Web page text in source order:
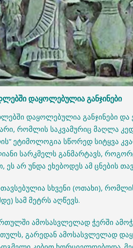
დაყოლებულია განჯინები
დაყოლებულია განჯინები
რომლის საკვამურიც მაღლა
ეტიმოლოგია სწორედ სიტყვა
სარკმელს განმარტავს,
ეს არ უნდა ეხებოდეს ამ ცნების
სხვენი (ოთახი),
სამ მეტრს აღწევს.
ამოსასვლელად ჭერში
გარედან ამოსასვლელად